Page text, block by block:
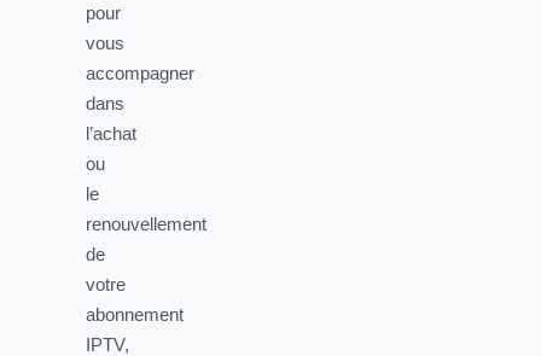
pour
vous
accompagner
dans
l’achat
ou
le
renouvellement
de
votre
abonnement
IPTV,